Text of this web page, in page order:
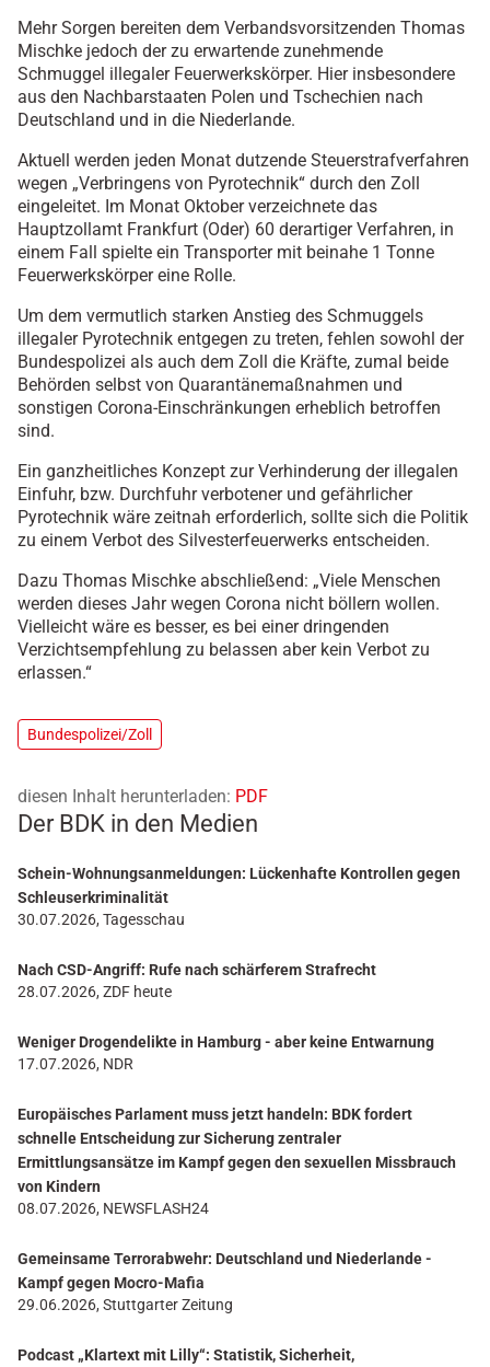
Mehr Sorgen bereiten dem Verbandsvorsitzenden Thomas
Mischke jedoch der zu erwartende zunehmende
Schmuggel illegaler Feuerwerkskörper. Hier insbesondere
aus den Nachbarstaaten Polen und Tschechien nach
Deutschland und in die Niederlande.
Aktuell werden jeden Monat dutzende Steuerstrafverfahren
wegen „Verbringens von Pyrotechnik“ durch den Zoll
eingeleitet. Im Monat Oktober verzeichnete das
Hauptzollamt Frankfurt (Oder) 60 derartiger Verfahren, in
einem Fall spielte ein Transporter mit beinahe 1 Tonne
Feuerwerkskörper eine Rolle.
Um dem vermutlich starken Anstieg des Schmuggels
illegaler Pyrotechnik entgegen zu treten, fehlen sowohl der
Bundespolizei als auch dem Zoll die Kräfte, zumal beide
Behörden selbst von Quarantänemaßnahmen und
sonstigen Corona-Einschränkungen erheblich betroffen
sind.
Ein ganzheitliches Konzept zur Verhinderung der illegalen
Einfuhr, bzw. Durchfuhr verbotener und gefährlicher
Pyrotechnik wäre zeitnah erforderlich, sollte sich die Politik
zu einem Verbot des Silvesterfeuerwerks entscheiden.
Dazu Thomas Mischke abschließend: „Viele Menschen
werden dieses Jahr wegen Corona nicht böllern wollen.
Vielleicht wäre es besser, es bei einer dringenden
Verzichtsempfehlung zu belassen aber kein Verbot zu
erlassen.“
Bundespolizei/Zoll
diesen Inhalt herunterladen: PDF
Der BDK in den Medien
Schein-Wohnungsanmeldungen: Lückenhafte Kontrollen gegen
Schleuserkriminalität
30.07.2026, Tagesschau
Nach CSD-Angriff: Rufe nach schärferem Strafrecht
28.07.2026, ZDF heute
Weniger Drogendelikte in Hamburg - aber keine Entwarnung
17.07.2026, NDR
Europäisches Parlament muss jetzt handeln: BDK fordert
schnelle Entscheidung zur Sicherung zentraler
Ermittlungsansätze im Kampf gegen den sexuellen Missbrauch
von Kindern
08.07.2026, NEWSFLASH24
Gemeinsame Terrorabwehr: Deutschland und Niederlande -
Kampf gegen Mocro-Mafia
29.06.2026, Stuttgarter Zeitung
Podcast „Klartext mit Lilly“: Statistik, Sicherheit,